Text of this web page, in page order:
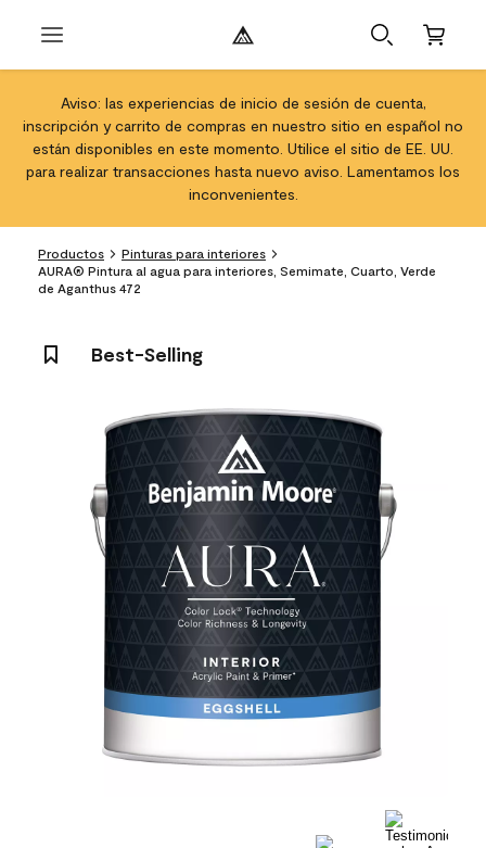
Aviso: las experiencias de inicio de sesión de cuenta,
inscripción y carrito de compras en nuestro sitio en español no
están disponibles en este momento. Utilice el sitio de EE. UU.
para realizar transacciones hasta nuevo aviso. Lamentamos los
inconvenientes.
Productos
Pinturas para interiores
AURA® Pintura al agua para interiores, Semimate, Cuarto, Verde
de Aganthus 472
Best-Selling